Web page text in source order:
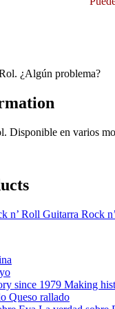
¿Algún problema?
Disponible en varios
Guitarra Rock
Making
Queso rallado